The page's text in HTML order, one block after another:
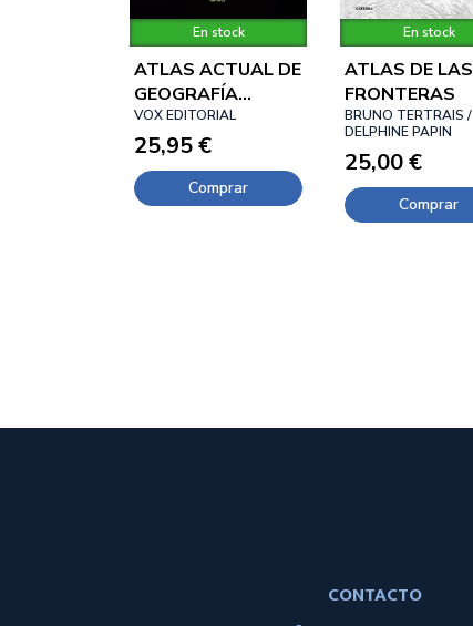
En stock
ATLAS ACTUAL DE
GEOGRAFÍA
UNIVERSAL VOX
VOX EDITORIAL
25,95 €
Comprar
En stock
ATLAS DE LAS
FRONTERAS
BRUNO TERTRAIS /
DELPHINE PAPIN
25,00 €
Comprar
CONTACTO